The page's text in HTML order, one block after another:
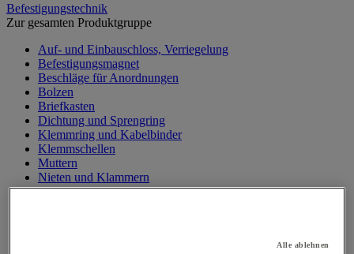
Befestigungstechnik
Zur gesamten Produktgruppe
Auf- und Einbauschloss, Verriegelung
Befestigungsmagnet
Beschläge für Anordnungen
Bolzen
Briefkasten
Dichtung und Sprengring
Klemmring und Kabelbinder
Klemmschellen
Muttern
Nieten und Klammern
Nivellierungsfuß
Alle ablehnen